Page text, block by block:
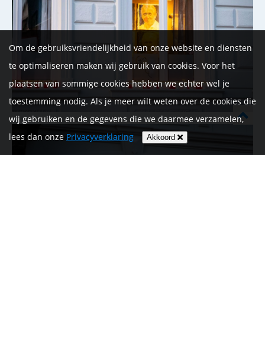
Om de gebruiksvriendelijkheid van onze website en diensten
te optimaliseren maken wij gebruik van cookies. Voor het
plaatsen van sommige cookies hebben we echter wel je
toestemming nodig. Als je meer wilt weten over de cookies die
wij gebruiken en de gegevens die we daarmee verzamelen,
lees dan onze Privacyverklaring Akkoord